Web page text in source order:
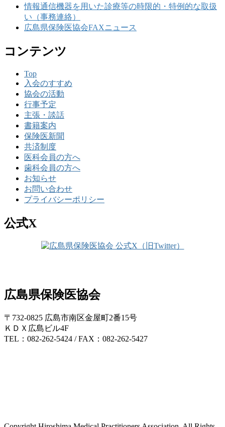
情報通信機器を用いた診療等の時限的・特例的な取扱
い（事務連絡）
広島県保険医協会FAXニュース
コンテンツ
Top
入会のすすめ
協会の活動
行事予定
主張・談話
書籍案内
保険医新聞
共済制度
医科会員の方へ
歯科会員の方へ
お知らせ
お問い合わせ
プライバシーポリシー
公式X
広島県保険医協会
〒732-0825 広島市南区金屋町2番15号
ＫＤＸ広島ビル4F
TEL：082-262-5424 / FAX：082-262-5427